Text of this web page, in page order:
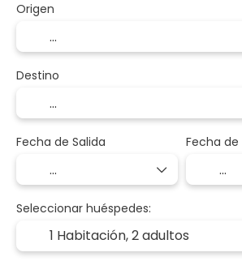
Origen
Destino
Fecha de Salida Fecha de
Seleccionar huéspedes:
1 Habitación,2 adultos